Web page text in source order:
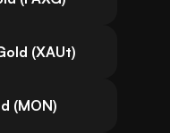
(XAUt)
(MON)